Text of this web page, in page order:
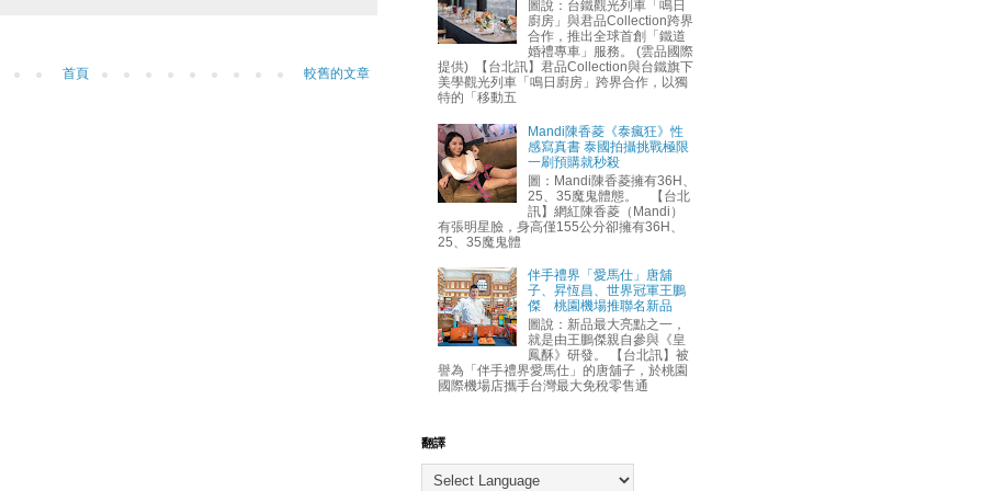
較舊的文章
首頁
圖說：台鐵觀光列車「鳴日
廚房」與君品Collection跨界
合作，推出全球首創「鐵道
婚禮專車」服務。 (雲品國際
提供) 【台北訊】君品Collection與台鐵旗下
美學觀光列車「鳴日廚房」跨界合作，以獨
特的「移動五
Mandi陳香菱《泰瘋狂》性
感寫真書 泰國拍攝挑戰極限
一刷預購就秒殺
圖：Mandi陳香菱擁有36H、
25、35魔鬼體態。 【台北
訊】網紅陳香菱（Mandi）
有張明星臉，身高僅155公分卻擁有36H、
25、35魔鬼體
伴手禮界「愛馬仕」唐舖
子、昇恆昌、世界冠軍王鵬
傑 桃園機場推聯名新品
圖說：新品最大亮點之一，
就是由王鵬傑親自參與《皇
鳳酥》研發。 【台北訊】被
譽為「伴手禮界愛馬仕」的唐舖子，於桃園
國際機場店攜手台灣最大免稅零售通
翻譯